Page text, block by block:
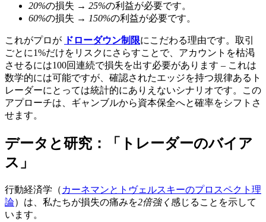
20%の損失 → 25%の利益が必要です。
60%の損失 → 150%の利益が必要です。
これがプロが ドローダウン制限にこだわる理由です。取引
ごとに1%だけをリスクにさらすことで、アカウントを枯渇
させるには100回連続で損失を出す必要があります – これは
数学的には可能ですが、確認されたエッジを持つ規律あるト
レーダーにとっては統計的にありえないシナリオです。この
アプローチは、ギャンブルから資本保全へと確率をシフトさ
せます。
データと研究：「トレーダーのバイア
ス」
行動経済学（ カーネマンとトヴェルスキーのプロスペクト理
論）は、私たちが損失の痛みを2倍強く感じることを示して
います。